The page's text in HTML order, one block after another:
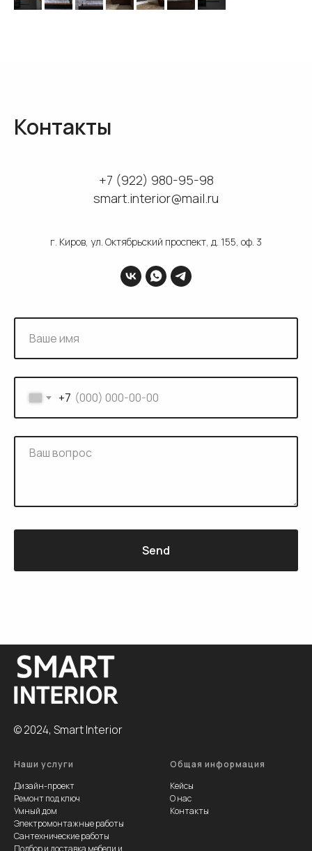
Контакты
+7 (922) 980-95-98
smart.interior@mail.ru
г. Киров, ул. Октябрьский проспект, д. 155, оф. 3
+7
Send
© 2024, Smart Interior
Наши услуги
Дизайн-проект
Ремонт под ключ
Умный дом
Электромонтажные работы
Сантехнические работы
Подбор и доставка мебели и
Общая информация
Кейсы
О нас
Контакты